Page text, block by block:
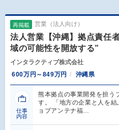
再掲載 営業（法人向け）
法人営業【沖縄】拠点責任
域の可能性を開放する”
インタラクティブ株式会社
600万円～849万円
沖縄県
仕事
内容
熊本拠点の事業開発を担う
す。 「地方の企業と人を
ョブアンテナ福…